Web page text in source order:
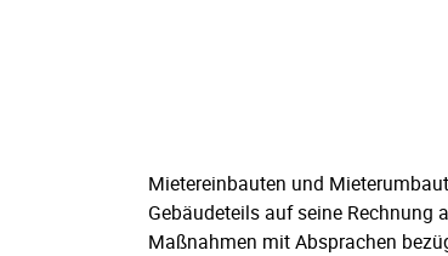
Mietereinbauten und
Gebäudeteils auf seine Rechnung
Maßnahmen mit Absprachen